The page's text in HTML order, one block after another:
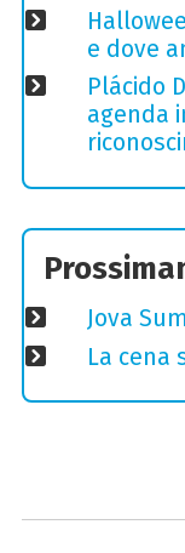
e dove
Plácido
agenda
Jova
La cena